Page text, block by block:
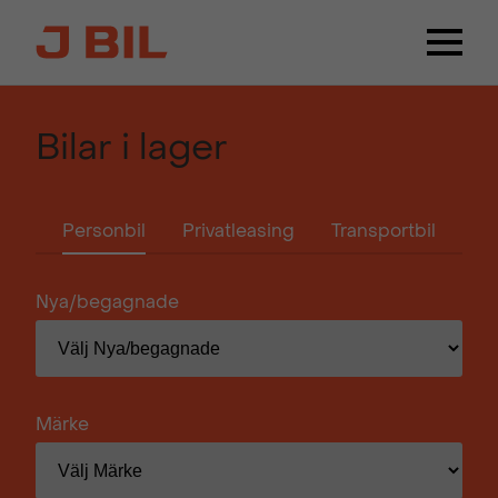
Bilar i lager
Personbil Privatleasing Transportbil
Nya/begagnade
Märke